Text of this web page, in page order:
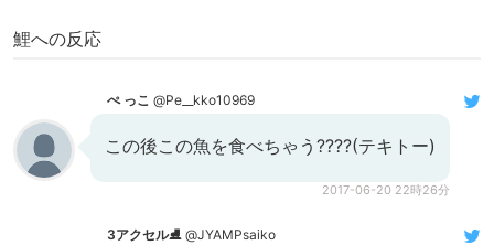
鯉への反応
ぺ っこ @Pe__kko10969
この後この魚を食べちゃう????(テキトー)
2017-06-20 22時26分
3アクセル⛸️ @JYAMPsaiko